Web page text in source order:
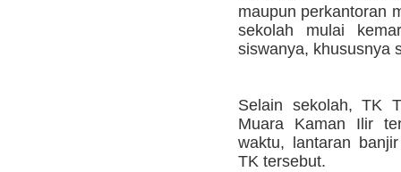
maupun perkantoran
sekolah mulai
siswanya, khususnya
Selain sekolah, TK
Muara Kaman Ilir
waktu, lantaran
TK tersebut.